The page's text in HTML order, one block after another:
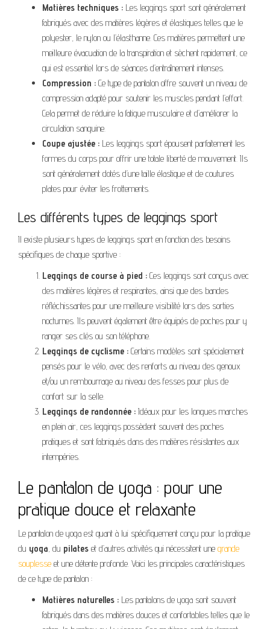
Matières techniques : Les leggings sport sont généralement
fabriqués avec des matières légères et élastiques telles que le
polyester, le nylon ou l’élasthanne. Ces matières permettent une
meilleure évacuation de la transpiration et sèchent rapidement, ce
qui est essentiel lors de séances d’entraînement intenses.
Compression : Ce type de pantalon offre souvent un niveau de
compression adapté pour soutenir les muscles pendant l’effort.
Cela permet de réduire la fatigue musculaire et d’améliorer la
circulation sanguine.
Coupe ajustée : Les leggings sport épousent parfaitement les
formes du corps pour offrir une totale liberté de mouvement. Ils
sont généralement dotés d’une taille élastique et de coutures
plates pour éviter les frottements.
Les différents types de leggings sport
Il existe plusieurs types de leggings sport en fonction des besoins
spécifiques de chaque sportive :
Leggings de course à pied : Ces leggings sont conçus avec
des matières légères et respirantes, ainsi que des bandes
réfléchissantes pour une meilleure visibilité lors des sorties
nocturnes. Ils peuvent également être équipés de poches pour y
ranger ses clés ou son téléphone.
Leggings de cyclisme : Certains modèles sont spécialement
pensés pour le vélo, avec des renforts au niveau des genoux
et/ou un rembourrage au niveau des fesses pour plus de
confort sur la selle.
Leggings de randonnée : Idéaux pour les longues marches
en plein air, ces leggings possèdent souvent des poches
pratiques et sont fabriqués dans des matières résistantes aux
intempéries.
Le pantalon de yoga : pour une
pratique douce et relaxante
Le pantalon de yoga est quant à lui spécifiquement conçu pour la pratique
du yoga, du pilates et d’autres activités qui nécessitent une grande
souplesse et une détente profonde. Voici les principales caractéristiques
de ce type de pantalon :
Matières naturelles : Les pantalons de yoga sont souvent
fabriqués dans des matières douces et confortables telles que le